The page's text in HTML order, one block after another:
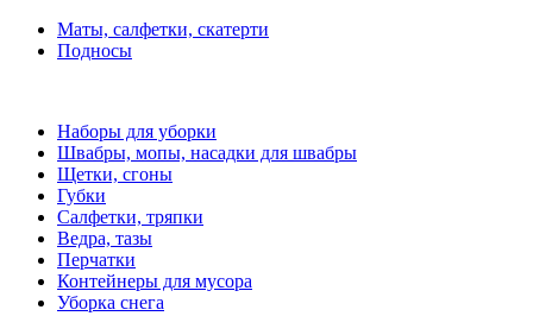
Маты, салфетки, скатерти
Подносы
Наборы для уборки
Швабры, мопы, насадки для швабры
Щетки, сгоны
Губки
Салфетки, тряпки
Ведра, тазы
Перчатки
Контейнеры для мусора
Уборка снега